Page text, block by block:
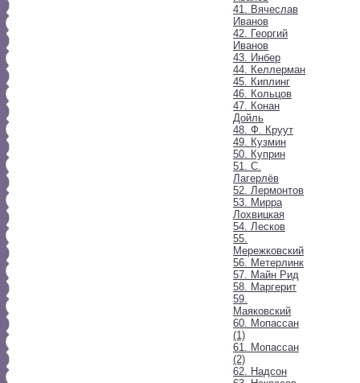
41. Вячеслав
Иванов
42. Георгий
Иванов
43. Инбер
44. Келлерман
45. Киплинг
46. Кольцов
47. Конан
Дойль
48. Ф. Круут
49. Кузмин
50. Куприн
51. С.
Лагерлёв
52. Лермонтов
53. Мирра
Лохвицкая
54. Лесков
55.
Мережковский
56. Метерлинк
57. Майн Рид
58. Маргерит
59.
Маяковский
60. Мопассан
(1)
61. Мопассан
(2)
62. Надсон